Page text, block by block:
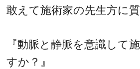
敢えて施術家の先生方に
『動脈と静脈を意識して
すか？』